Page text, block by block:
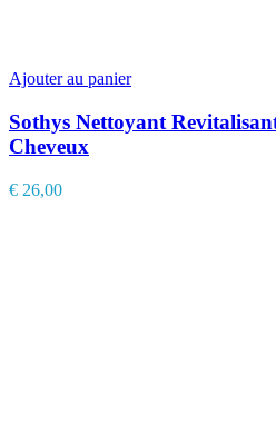
Ajouter au panier
Sothys Nettoyant
Cheveux
€ 26,00